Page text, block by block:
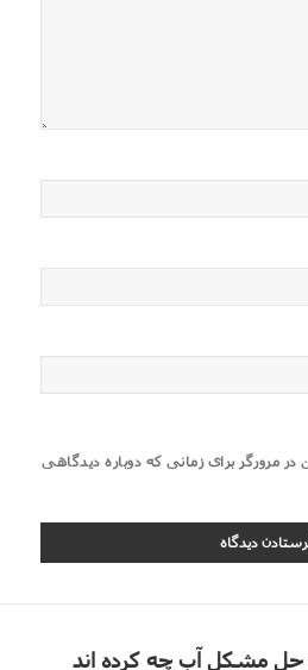
در مرورگر برای زمانی که دوباره دیدگاهی
حل مشکل آب چه کرده اند